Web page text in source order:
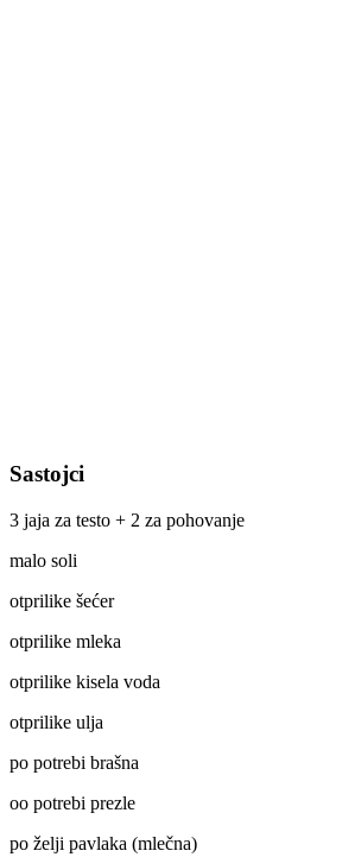
Sastojci
3 jaja za testo + 2 za pohovanje
malo soli
otprilike šećer
otprilike mleka
otprilike kisela voda
otprilike ulja
po potrebi brašna
oo potrebi prezle
po želji pavlaka (mlečna)